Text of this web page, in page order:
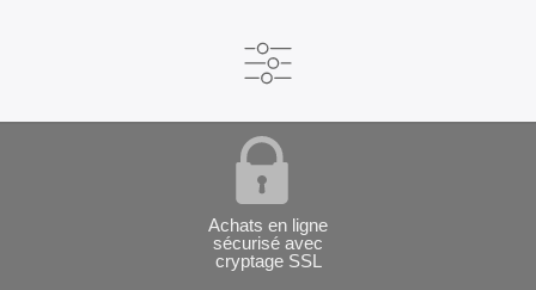
Achats en ligne
sécurisé avec
cryptage SSL